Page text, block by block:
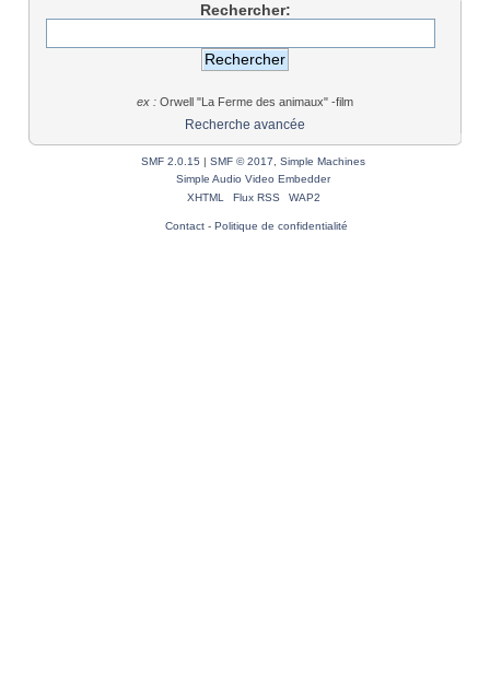
Rechercher:
ex : Orwell "La Ferme des animaux" -film
Recherche avancée
SMF 2.0.15 | SMF © 2017
Simple Machines
Simple Audio Video Embedder
XHTML
Flux RSS WAP2
Contact- Politique de confidentialité